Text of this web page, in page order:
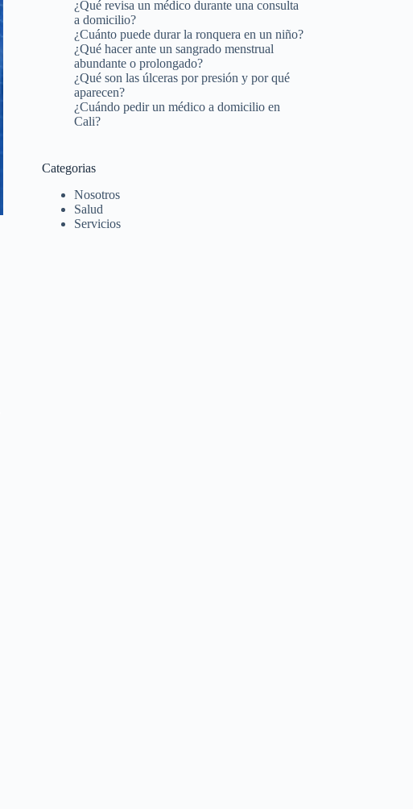
¿Qué revisa un médico durante una consulta
a domicilio?
¿Cuánto puede durar la ronquera en un niño?
¿Qué hacer ante un sangrado menstrual
abundante o prolongado?
¿Qué son las úlceras por presión y por qué
aparecen?
¿Cuándo pedir un médico a domicilio en
Cali?
Categorias
Nosotros
Salud
Servicios